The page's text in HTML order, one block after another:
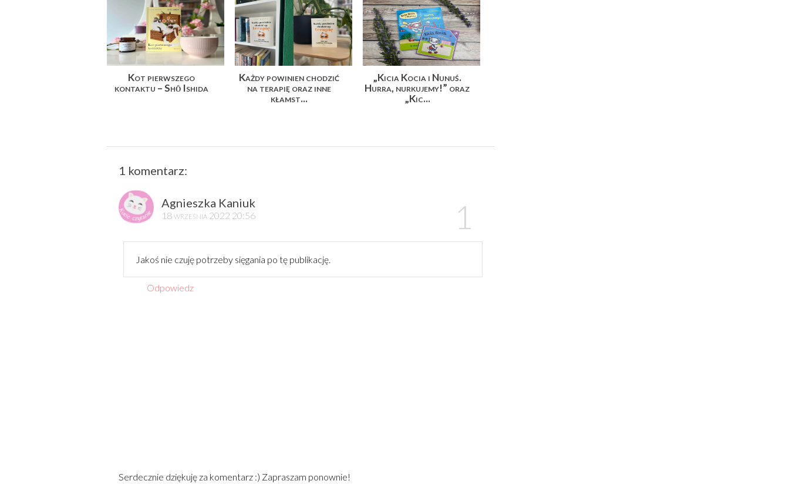
Kot pierwszego
kontaktu – Shō Ishida
Każdy powinien chodzić
na terapię oraz inne
kłamst...
„Kicia Kocia i Nunuś.
Hurra, nurkujemy!” oraz
„Kic...
1 komentarz:
Agnieszka Kaniuk
18 września 2022 20:56
Jakoś nie czuję potrzeby sięgania po tę publikację.
Odpowiedz
Serdecznie dziękuję za komentarz :) Zapraszam ponownie!